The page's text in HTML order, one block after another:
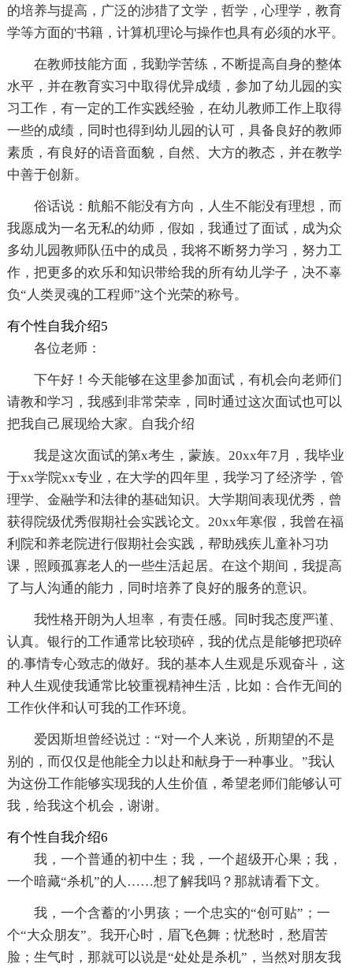
的培养与提高，广泛的涉猎了文学，哲学，心理学，教育
学等方面的'书籍，计算机理论与操作也具有必须的水平。
在教师技能方面，我勤学苦练，不断提高自身的整体
水平，并在教育实习中取得优异成绩，参加了幼儿园的实
习工作，有一定的工作实践经验，在幼儿教师工作上取得
一些的成绩，同时也得到幼儿园的认可，具备良好的教师
素质，有良好的语音面貌，自然、大方的教态，并在教学
中善于创新。
俗话说：航船不能没有方向，人生不能没有理想，而
我愿成为一名无私的幼师，假如，我通过了面试，成为众
多幼儿园教师队伍中的成员，我将不断努力学习，努力工
作，把更多的欢乐和知识带给我的所有幼儿学子，决不辜
负“人类灵魂的工程师”这个光荣的称号。
有个性自我介绍5
各位老师：
下午好！今天能够在这里参加面试，有机会向老师们
请教和学习，我感到非常荣幸，同时通过这次面试也可以
把我自己展现给大家。自我介绍
我是这次面试的第x考生，蒙族。20xx年7月，我毕业
于xx学院xx专业，在大学的四年里，我学习了经济学，管
理学、金融学和法律的基础知识。大学期间表现优秀，曾
获得院级优秀假期社会实践论文。20xx年寒假，我曾在福
利院和养老院进行假期社会实践，帮助残疾儿童补习功
课，照顾孤寡老人的一些生活起居。在这个期间，我提高
了与人沟通的能力，同时培养了良好的服务的意识。
我性格开朗为人坦率，有责任感。同时我态度严谨、
认真。银行的工作通常比较琐碎，我的优点是能够把琐碎
的.事情专心致志的做好。我的基本人生观是乐观奋斗，这
种人生观使我通常比较重视精神生活，比如：合作无间的
工作伙伴和认可我的工作环境。
爱因斯坦曾经说过：“对一个人来说，所期望的不是
别的，而仅仅是他能全力以赴和献身于一种事业。”我认
为这份工作能够实现我的人生价值，希望老师们能够认可
我，给我这个机会，谢谢。
有个性自我介绍6
我，一个普通的初中生；我，一个超级开心果；我，
一个暗藏“杀机”的人……想了解我吗？那就请看下文。
我，一个含蓄的'小男孩；一个忠实的“创可贴”；一
个“大众朋友”。我开心时，眉飞色舞；忧愁时，愁眉苦
脸；生气时，那就可以说是“处处是杀机”，当然对朋友我